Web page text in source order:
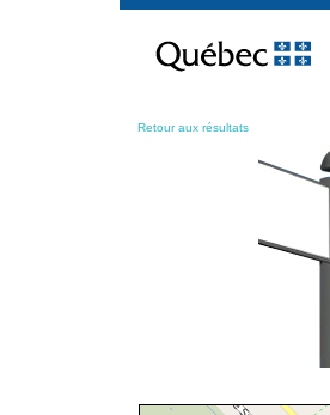
contenu
Retour aux résultats